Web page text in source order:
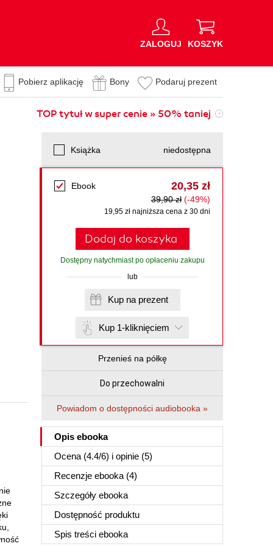
ZALOGUJ KOSZYK
Pobierz aplikację Bony Podaruj prezent
TOP tytuł w super cenie » 50% taniej
Książka niedostępna
Ebook 20,35 zł
39,90 zł (-49%)
19,95 zł najniższa cena z 30 dni
Dodaj do koszyka
Dostępny natychmiast po opłaceniu zakupu
lub
Kup na prezent
Kup 1-kliknięciem
Przenieś na półkę
Do przechowalni
Powiadom o dostępności audiobooka »
Opis ebooka
Ocena (4.4/6) i opinie (5)
Recenzje ebooka (4)
Szczegóły ebooka
Dostępność produktu
Spis treści ebooka